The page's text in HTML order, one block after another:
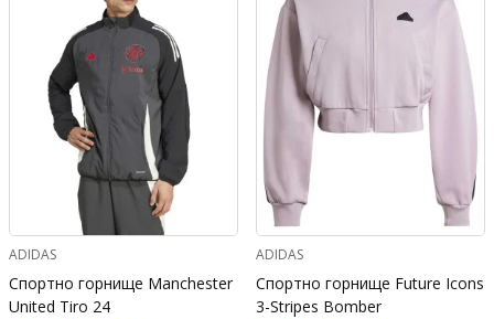
ADIDAS
Спортно горнище Manchester
United Tiro 24
ADIDAS
Спортно горнище Future Icons
3-Stripes Bomber